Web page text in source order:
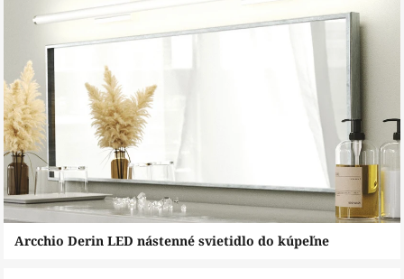
Preskočiť
Arcchio Derin LED nástenné svietidlo do kúpeľne